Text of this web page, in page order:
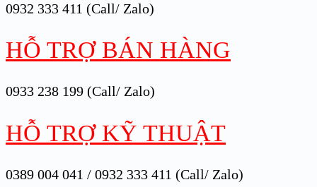
0932 333 411 (Call/ Zalo)
HỖ TRỢ BÁN HÀNG
0933 238 199 (Call/ Zalo)
HỖ TRỢ KỸ THUẬT
0389 004 041 / 0932 333 411 (Call/ Zalo)